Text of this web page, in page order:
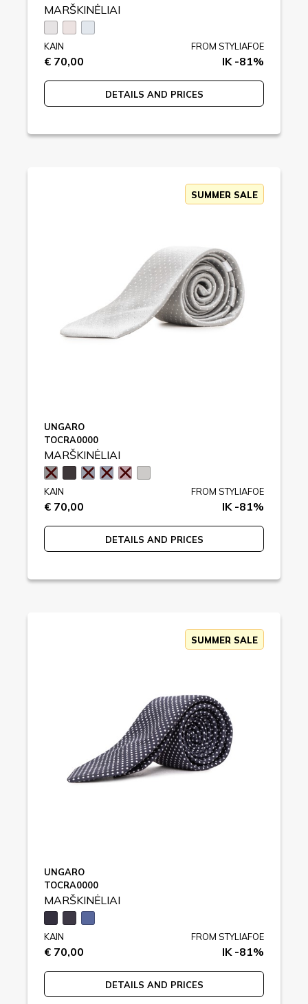
MARŠKINĖLIAI
KAIN
€ 70,00
FROM STYLIAFOE
IK -81%
DETAILS AND PRICES
SUMMER SALE
UNGARO
TOCRA0000
MARŠKINĖLIAI
KAIN
€ 70,00
FROM STYLIAFOE
IK -81%
DETAILS AND PRICES
SUMMER SALE
UNGARO
TOCRA0000
MARŠKINĖLIAI
KAIN
€ 70,00
FROM STYLIAFOE
IK -81%
DETAILS AND PRICES